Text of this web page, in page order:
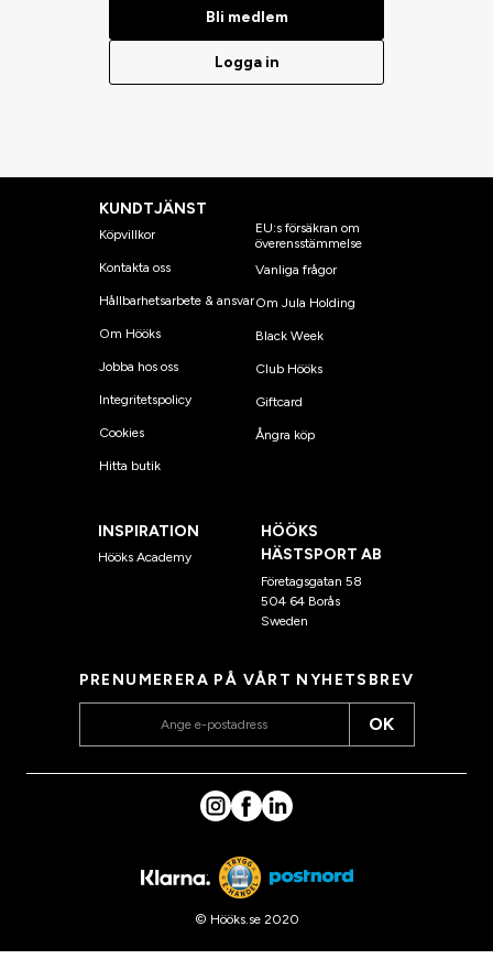
Bli medlem
Logga in
KUNDTJÄNST
Köpvillkor
Kontakta oss
Hållbarhetsarbete & ansvar
Om Hööks
Jobba hos oss
Integritetspolicy
Cookies
Hitta butik
EU:s försäkran om
överensstämmelse
Vanliga frågor
Om Jula Holding
Black Week
Club Hööks
Giftcard
Ångra köp
INSPIRATION
Hööks Academy
HÖÖKS
HÄSTSPORT AB
Företagsgatan 58
504 64 Borås
Sweden
PRENUMERERA PÅ VÅRT NYHETSBREV
OK
© Hööks.se 2020